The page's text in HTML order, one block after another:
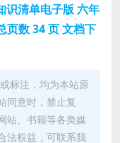
识清单电子版 六年
页数 34 页 文档下
标注，均为本站原
同意时，禁止复
站、书籍等各类媒
法权益，可联系我